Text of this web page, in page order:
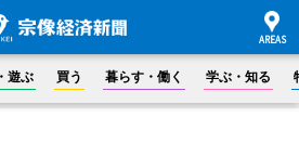
遊ぶ 買う 暮らす・働く 学ぶ・知る